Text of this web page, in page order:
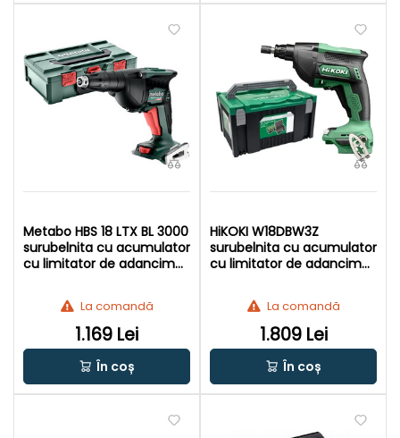
Metabo HBS 18 LTX BL 3000
surubelnita cu acumulator
cu limitator de adancime
acumulator si incarcator |
In MetaBOXLa comandă
1.169 Lei
În coș
HiKOKI W18DBW3Z
surubelnita cu acumulator
cu limitator de adancime
Fara acumulator si
incarcator | In HSC
La comandă
1.809 Lei
În coș